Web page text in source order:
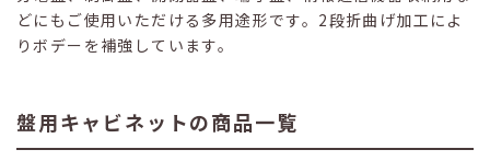
どにもご使用いただける多用途形です。2段折曲げ加工によ
りボデーを補強しています。
盤用キャビネットの商品一覧